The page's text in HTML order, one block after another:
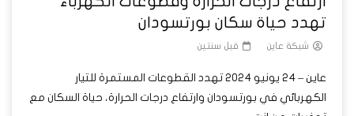
تهدد حياة سكان بورتسودان
شبكة عاين قبل سنتين
عاين – 24 يونيو 2024 تهدد القطوعات المستمرة للتيار
الكهربائي في بورتسودان وارتفاع درجات الحرارة، حياة السكان مع